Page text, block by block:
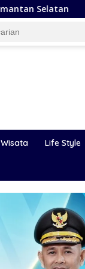
Hadapi Karhutla
Wisata Life Style